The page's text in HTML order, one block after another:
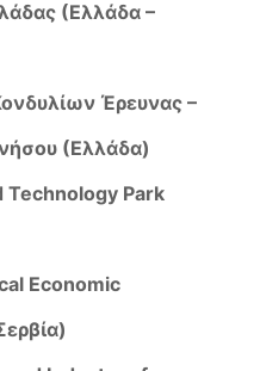
(Ελλάδα –
Έρευνας –
(Ελλάδα)
Technology Park
Economic